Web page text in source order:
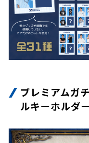
プレミアムガ
ルキーホルダー